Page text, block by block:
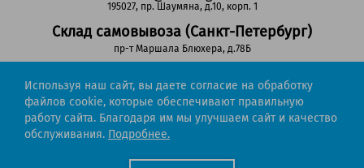
195027, пр. Шаумяна, д.10, корп. 1
Склад самовывоза (Санкт-Петербург)
пр-т Маршала Блюхера, д.78Б
Регионы РФ
8-800-302-51-53
(звонок бесплатный)
Используя наш сайт, вы даете согласие на обработку
файлов cookie, которые обеспечивают правильную
работу сайта. Благодаря им мы улучшаем сайт и качество
обслуживания. Подробнее.